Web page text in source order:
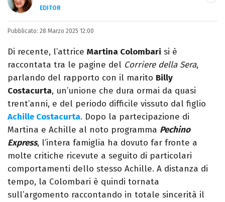
EDITOR
LINKEDIN
INSTAGRAM FACEBOOK SITO
Scrittrice, copywriter, editor e pubblicista
mantovana, laureata in Lettere, Cinema e
Tv. Ha due libri all’attivo e ama la scrittura
alla follia.
Pubblicato: 28 Marzo 2025 12:00
Di recente, l’attrice Martina Colombari si è
raccontata tra le pagine del Corriere della Sera,
parlando del rapporto con il marito Billy
Costacurta, un’unione che dura ormai da quasi
trent’anni, e del periodo difficile vissuto dal figlio
Achille Costacurta. Dopo la partecipazione di
Martina e Achille al noto programma Pechino
Express, l’intera famiglia ha dovuto far fronte a
molte critiche ricevute a seguito di particolari
comportamenti dello stesso Achille. A distanza di
tempo, la Colombari è quindi tornata
sull’argomento raccontando in totale sincerità il